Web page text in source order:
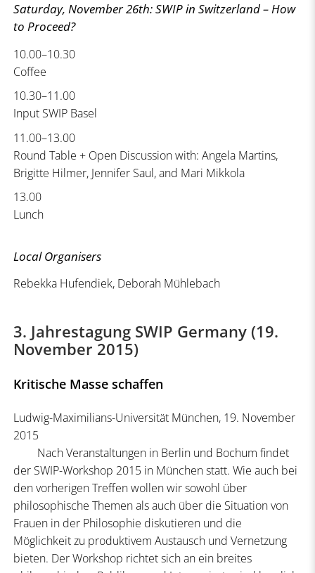
Saturday, November 26th: SWIP in Switzerland – How
to Proceed?
10.00–10.30
Coffee
10.30–11.00
Input SWIP Basel
11.00–13.00
Round Table + Open Discussion with: Angela Martins,
Brigitte Hilmer, Jennifer Saul, and Mari Mikkola
13.00
Lunch
Local Organisers
Rebekka Hufendiek, Deborah Mühlebach
3. Jahrestagung SWIP Germany (19.
November 2015)
Kritische Masse schaffen
Ludwig-Maximilians-Universität München, 19. November
2015
Nach Veranstaltungen in Berlin und Bochum findet
der SWIP-Workshop 2015 in München statt. Wie auch bei
den vorherigen Treffen wollen wir sowohl über
philosophische Themen als auch über die Situation von
Frauen in der Philosophie diskutieren und die
Möglichkeit zu produktivem Austausch und Vernetzung
bieten. Der Workshop richtet sich an ein breites